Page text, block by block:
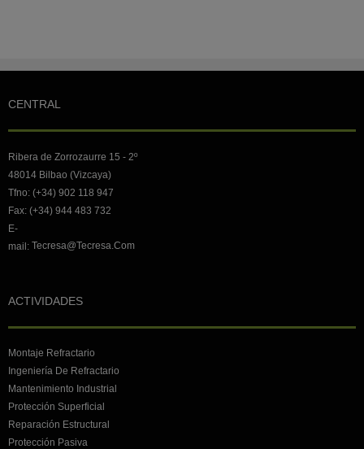
CENTRAL
Ribera de Zorrozaurre 15 - 2º
48014 Bilbao (Vizcaya)
Tfno: (+34) 902 118 947
Fax: (+34) 944 483 732
E-
mail: Tecresa@tecresa.com
ACTIVIDADES
Montaje Refractario
Ingeniería De Refractario
Mantenimiento Industrial
Protección Superficial
Reparación Estructural
Protección Pasiva